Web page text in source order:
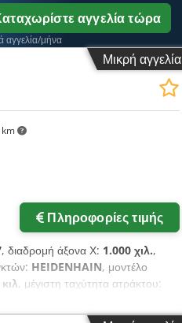
αγγελία τώρα
αγγελία/μήνα
Μικρή αγγελία
Πληροφορίες τιμής
, διαδρομή άξονα Χ: 1.000 χιλ.,
HEIDENHAIN, μοντέλο
, μέγιστη ταχύτητα ατράκτου:
εργαλείων:
γενναιόδωρη διαδρομή 1000